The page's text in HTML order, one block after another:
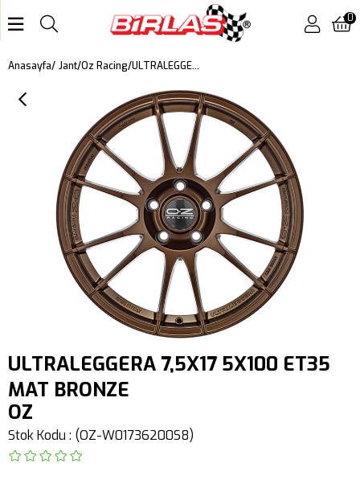
0
Anasayfa Jant Oz Racing ULTRALEGGERA 7,5X17 5X100 ET35 MAT BRONZE
ULTRALEGGERA 7,5X17 5X100 ET35
MAT BRONZE
OZ
Stok Kodu (OZ-W01736200S8)